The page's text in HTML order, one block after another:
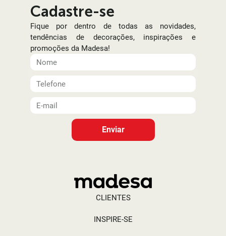
Cadastre-se
Fique por dentro de todas as novidades,
tendências de decorações, inspirações e
promoções da Madesa!
Enviar
CLIENTES
INSPIRE-SE